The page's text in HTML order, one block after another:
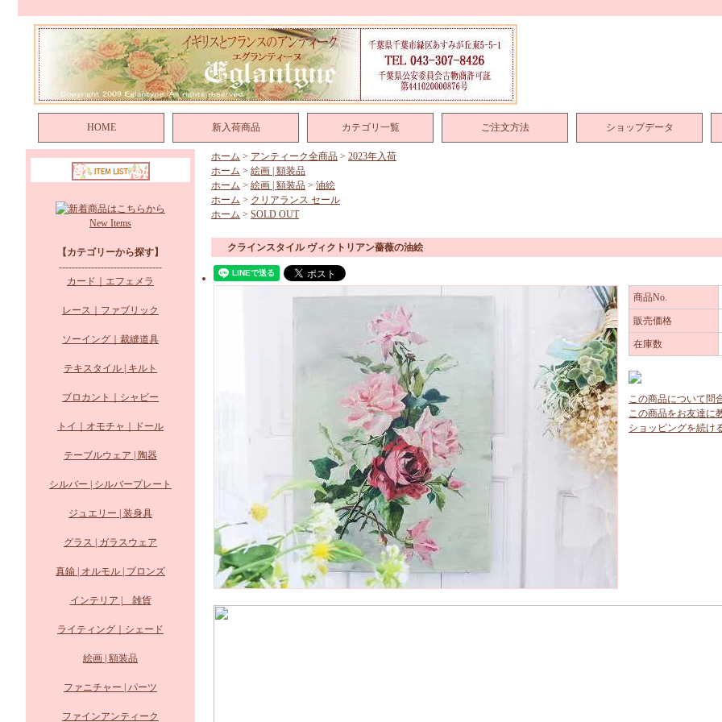
HOME 新入荷商品 カテゴリ一覧 ご注文方法 ショップデータ
New Items
【カテゴリーから探す】
--------------------------------
カード｜エフェメラ
レース｜ファブリック
ソーイング｜裁縫道具
テキスタイル | キルト
ブロカント｜シャビー
トイ｜オモチャ｜ドール
テーブルウェア | 陶器
シルバー | シルバープレート
ジュエリー | 装身具
グラス | ガラスウェア
真鍮 | オルモル | ブロンズ
インテリア | 雑貨
ライティング｜シェード
絵画 | 額装品
ファニチャー | パーツ
ファインアンティーク
ホーム > アンティーク全商品 > 2023年入荷
ホーム > 絵画 | 額装品
ホーム > 絵画 | 額装品 > 油絵
ホーム > クリアランス セール
ホーム > SOLD OUT
クラインスタイル ヴィクトリアン薔薇の油絵
商品No.
販売価格
在庫数
この商品について問
この商品をお友達に
ショッピングを続け